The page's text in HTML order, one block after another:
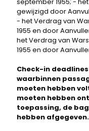
gewijzigd door
- het Verdrag van
1955 en door
het Verdrag van
1955 en door
Check-in
waarbinnen
moeten hebben
moeten hebben
toepassing, de
hebben afgegeven.